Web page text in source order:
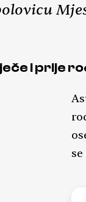
i prije